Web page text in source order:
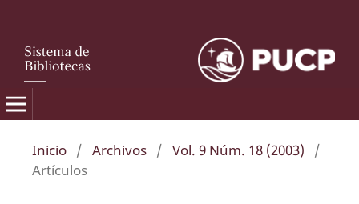
Inicio / Archivos / Vol. 9 Núm. 18 (2003)
/
Artículos